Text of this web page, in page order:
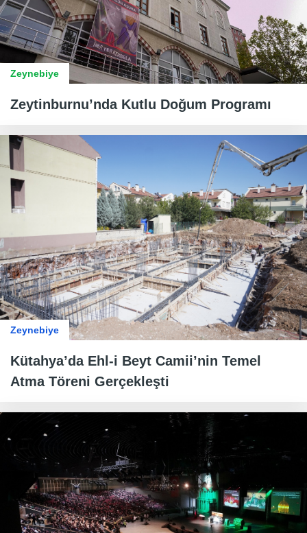
Zeynebiye
Zeytinburnu’nda Kutlu Doğum Programı
Zeynebiye
Kütahya’da Ehl-i Beyt Camii’nin Temel
Atma Töreni Gerçekleşti